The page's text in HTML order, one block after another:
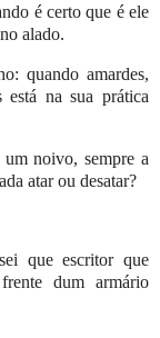
é certo que é ele
alado.
quando amardes,
está na sua prática
noivo, sempre a
atar ou desatar?
que escritor que
dum armário